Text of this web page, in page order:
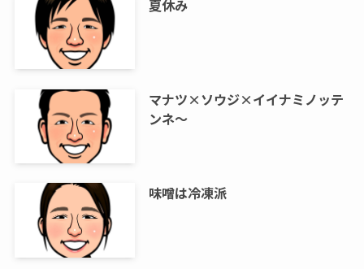
夏休み
マナツ×ソウジ×イイナミノッテ
ンネ～
味噌は冷凍派